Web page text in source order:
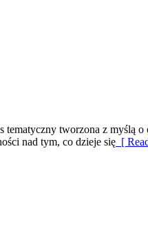
tworzona z myślą
nad tym, co dzieje się [